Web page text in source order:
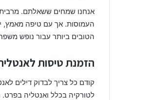
אנחנו שמחים ששאלתם. מרבית
העמוסות. אך עם טיפה מאמץ,
הטובים ביותר עבור נופש
הזמנת טיסות
קודם כל צריך לבדוק דילים
לטורקיה בכלל ואנטליה בפרט.